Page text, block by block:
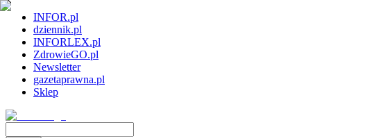
INFOR.pl
dziennik.pl
INFORLEX.pl
ZdrowieGO.pl
Newsletter
gazetaprawna.pl
Sklep